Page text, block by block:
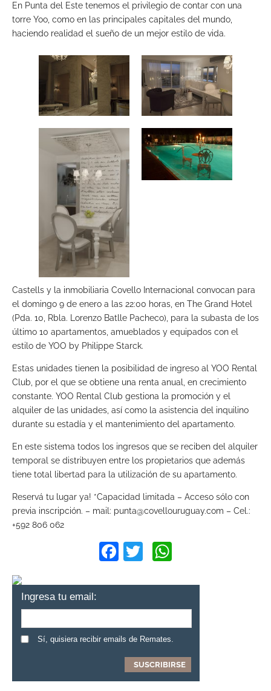
En Punta del Este tenemos el privilegio de contar con una
torre Yoo, como en las principales capitales del mundo,
haciendo realidad el sueño de un mejor estilo de vida.
Castells y la inmobiliaria Covello Internacional convocan para
el domingo 9 de enero a las 22:00 horas, en The Grand Hotel
(Pda. 10, Rbla. Lorenzo Batlle Pacheco), para la subasta de los
último 10 apartamentos, amueblados y equipados con el
estilo de YOO by Philippe Starck.
Estas unidades tienen la posibilidad de ingreso al YOO Rental
Club, por el que se obtiene una renta anual, en crecimiento
constante. YOO Rental Club gestiona la promoción y el
alquiler de las unidades, así como la asistencia del inquilino
durante su estadía y el mantenimiento del apartamento.
En este sistema todos los ingresos que se reciben del alquiler
temporal se distribuyen entre los propietarios que además
tiene total libertad para la utilización de su apartamento.
Reservá tu lugar ya! *Capacidad limitada – Acceso sólo con
previa inscripción. – mail: punta@covellouruguay.com – Cel.:
+592 806 062
Facebook
Twitter
Ingresa tu email:
Sí, quisiera recibir emails de Remates.